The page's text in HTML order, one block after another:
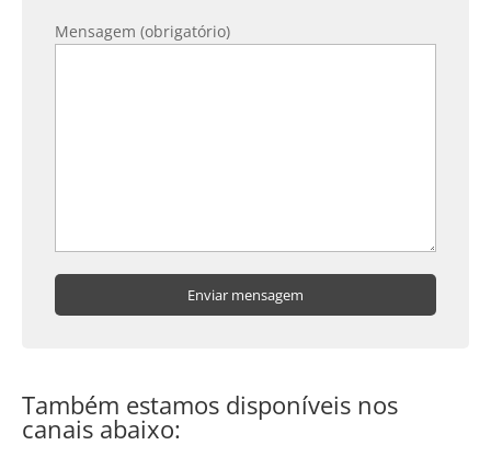
Mensagem (obrigatório)
Também estamos disponíveis nos
canais abaixo: